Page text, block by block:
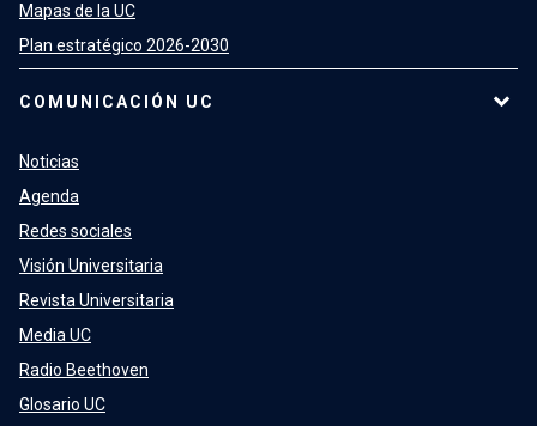
Mapas de la UC
Plan estratégico 2026-2030
COMUNICACIÓN UC
Noticias
Agenda
Redes sociales
Visión Universitaria
Revista Universitaria
Media UC
Radio Beethoven
Glosario UC